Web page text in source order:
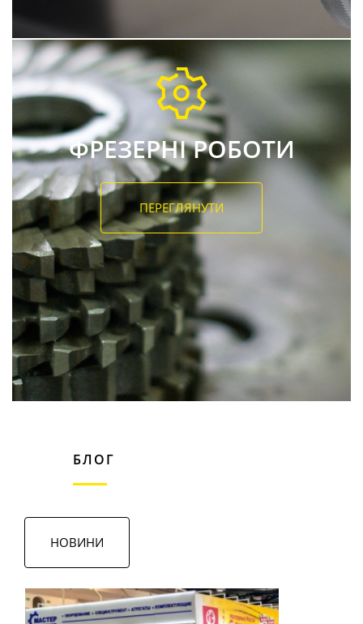
ФРЕЗЕРНІ РОБОТИ
ПЕРЕГЛЯНУТИ
БЛОГ
НОВИНИ